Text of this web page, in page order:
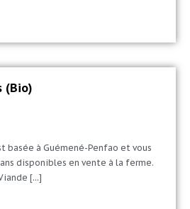
(Bio)
basée à Guémené-Penfao et vous
disponibles en vente à la ferme.
[...]